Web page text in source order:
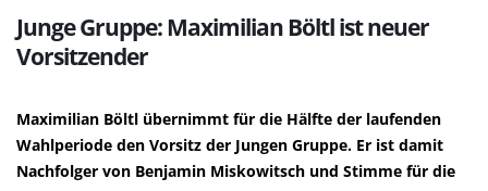
Junge Gruppe: Maximilian Böltl ist neuer
Vorsitzender
Maximilian Böltl übernimmt für die Hälfte der laufenden
Wahlperiode den Vorsitz der Jungen Gruppe. Er ist damit
Nachfolger von Benjamin Miskowitsch und Stimme für die